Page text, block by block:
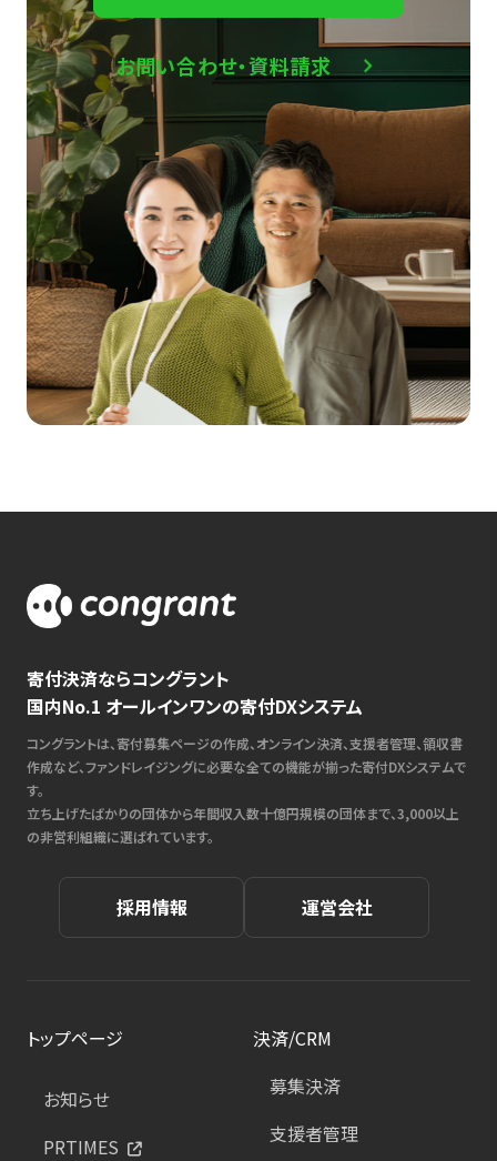
お問い合わせ・資料請求
寄付決済ならコングラント
国内No.1 オールインワンの寄付DXシステム
コングラントは、寄付募集ページの作成、オンライン決済、支援者管理、領収書
作成など、ファンドレイジングに必要な全ての機能が揃った寄付DXシステムで
す。
立ち上げたばかりの団体から年間収入数十億円規模の団体まで、3,000以上
の非営利組織に選ばれています。
採用情報 運営会社
トップページ
お知らせ
PRTIMES
決済/CRM
募集決済
支援者管理